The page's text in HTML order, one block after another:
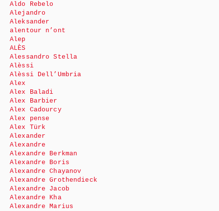
Aldo Rebelo
Alejandro
Aleksander
alentour n’ont
Alep
ALÈS
Alessandro Stella
Alèssi
Alèssi Dell’Umbria
Alex
Alex Baladi
Alex Barbier
Alex Cadourcy
Alex pense
Alex Türk
Alexander
Alexandre
Alexandre Berkman
Alexandre Boris
Alexandre Chayanov
Alexandre Grothendieck
Alexandre Jacob
Alexandre Kha
Alexandre Marius